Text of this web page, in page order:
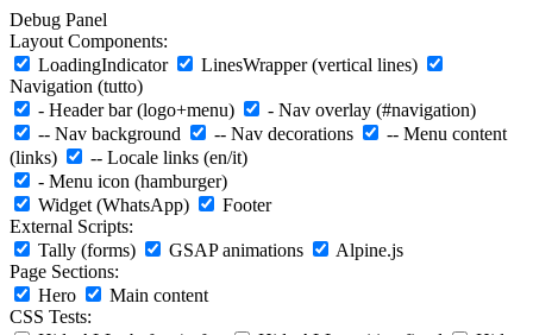
Debug Panel
Layout Components:
LoadingIndicator
LinesWrapper (vertical lines)
Navigation (tutto)
- Header bar (logo+menu)
- Nav overlay (#navigation)
-- Nav background
-- Nav decorations
-- Menu content
(links)
-- Locale links (en/it)
- Menu icon (hamburger)
Widget (WhatsApp)
Footer
External Scripts:
Tally (forms)
GSAP animations
Alpine.js
Page Sections:
Hero
Main content
CSS Tests: